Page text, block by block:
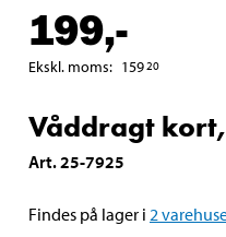
199,-
Ekskl. moms: 159 20
Våddragt
Art.25-7925
Findes på lager i 2